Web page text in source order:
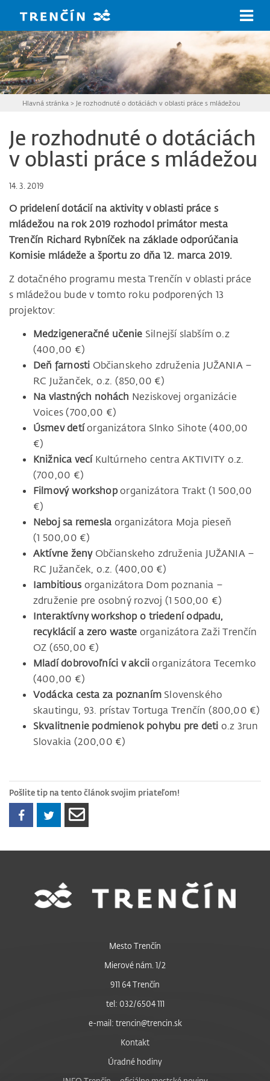
Hlavná stránka > Je rozhodnuté o dotáciách v oblasti práce s mládežou
Je rozhodnuté o dotáciách
v oblasti práce s mládežou
14. 3. 2019
O pridelení dotácií na aktivity v oblasti práce s
mládežou na rok 2019 rozhodol primátor mesta
Trenčín Richard Rybníček na základe odporúčania
Komisie mládeže a športu zo dňa 12. marca 2019.
Z dotačného programu mesta Trenčín v oblasti práce
s mládežou bude v tomto roku podporených 13
projektov:
Medzigeneračné učenie Silnejší slabším o.z
(400,00 €)
Deň farnosti Občianskeho združenia JUŽANIA –
RC Južanček, o.z. (850,00 €)
Na vlastných nohách Neziskovej organizácie
Voices (700,00 €)
Úsmev detíorganizátora Slnko Sihote (400,00
€)
Knižnica vecíKultúrneho centra AKTIVITY o.z.
(700,00 €)
Filmový workshoporganizátora Trakt (1 500,00
€)
Neboj sa remesla organizátora Moja pieseň
(1 500,00 €)
Aktívne ženyObčianskeho združenia JUŽANIA –
RC Južanček, o.z. (400,00 €)
Iambitious organizátora Dom poznania –
združenie pre osobný rozvoj (1 500,00 €)
Interaktívny workshop o triedení odpadu,
recyklácií a zero waste organizátora Zaži Trenčín
OZ (650,00 €)
Mladí dobrovoľníci v akcii organizátora Tecemko
(400,00 €)
Vodácka cesta za poznanímSlovenského
skautingu, 93. prístav Tortuga Trenčín (800,00 €)
Skvalitnenie podmienok pohybu pre deti o.z 3run
Slovakia (200,00 €)
Pošlite tip na tento článok svojim priateľom!
Mesto Trenčín
Mierové nám. 1/2
911 64 Trenčín
tel: 032/6504 111
e-mail: trencin@trencin.sk
Kontakt
Úradné hodiny